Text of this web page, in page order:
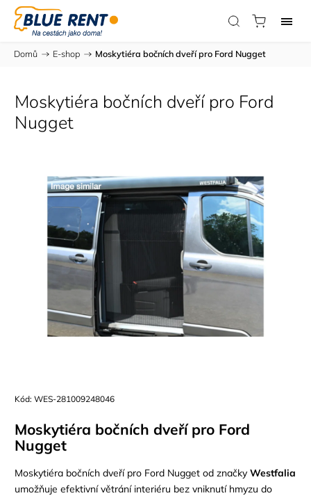
Domů / E-shop / Moskytiéra bočních dveří pro Ford Nugget
Moskytiéra bočních dveří pro Ford
Nugget
Kód: WES-281009248046
Moskytiéra bočních dveří pro Ford
Nugget
Moskytiéra bočních dveří pro Ford Nugget od značky Westfalia
umožňuje efektivní větrání interiéru bez vniknutí hmyzu do